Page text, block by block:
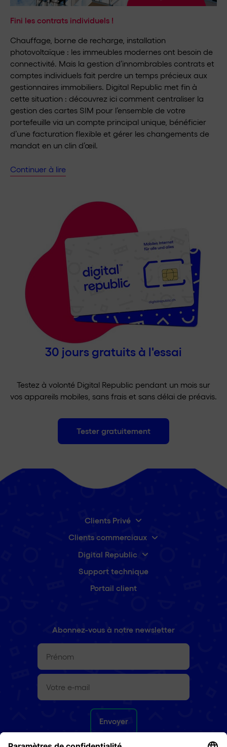
Fini les contrats individuels !
Chauffage, borne de recharge, installation
photovoltaïque : les immeubles modernes ont besoin de
connectivité. Mais la gestion d’innombrables contrats et
comptes individuels fait perdre un temps précieux aux
gestionnaires immobiliers. Digital Republic met fin à
cette situation : découvrez ici comment centraliser la
gestion des cartes SIM pour l’ensemble de votre
portefeuille via un compte principal unique, bénéficier
d’une facturation flexible et gérer les changements de
mandat en un clin d’œil.
Continuer à lire
30 jours gratuits à l'essai
Testez à volonté Digital Republic pendant un mois sur
vos appareils mobiles, sans frais et sans délai de préavis.
Tester gratuitement
Clients Privé
Clients commerciaux
Digital Republic
Support technique
Portail client
Abonnez-vous à notre newsletter
Prénom
E-
mail(Nécessaire)